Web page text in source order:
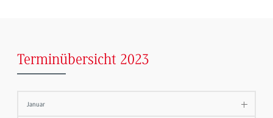
Terminübersicht 2023
Januar